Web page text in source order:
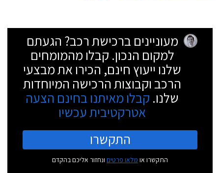
מעוניינים ברכישת רכב? הגעתם
למקום הנכון. קבלו מהמומחים
שלנו ייעוץ חינם, הכירו את מבצעי
הרכב וקבוצות הרכישה המיוחדות
שלנו. קבלו מאיתנו בחינם הצעה
אטרקטיבית עכשיו
התקשרו
התקשרו או מלאו פרטים ונחזור אליכם בהקדם